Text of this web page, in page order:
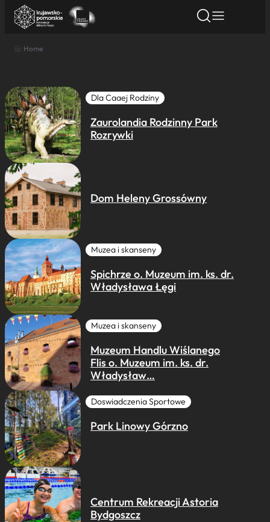
Nazwa atrakcji
Miasto
Kategoria
Home
Dla Caaej Rodziny
Zaurolandia Rodzinny Park
Rozrywki
Dom Heleny Grossówny
Muzea i skanseny
Spichrze o. Muzeum im. ks. dr.
Władysława Łęgi
Muzea i skanseny
Muzeum Handlu Wiślanego
Flis o. Muzeum im. ks. dr.
Władysław…
Doswiadczenia Sportowe
Park Linowy Górzno
Centrum Rekreacji Astoria
Bydgoszcz